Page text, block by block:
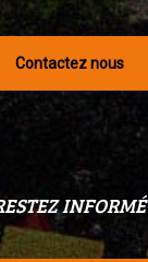
Contactez nous
INFORMÉ